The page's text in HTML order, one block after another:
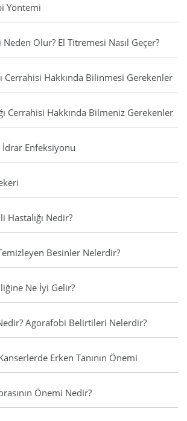
Yöntemi
Olur? El Titremesi Nasıl Geçer?
Cerrahisi Hakkında Bilinmesi Gerekenler
Cerrahisi Hakkında Bilmeniz Gerekenler
Enfeksiyonu
Hastalığı Nedir?
Besinler Nelerdir?
Ne İyi Gelir?
Agorafobi Belirtileri Nelerdir?
Erken Tanının Önemi
Önemi Nedir?